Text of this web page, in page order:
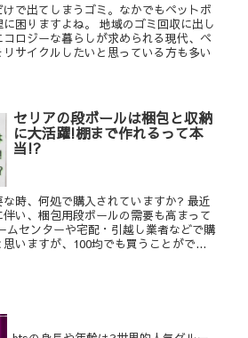
で出てしまうゴミ。なかでもペットボ
困りますよね。 地域のゴミ回収に出し
ロジーな暮らしが求められる現代、ペ
サイクルしたいと思っている方も多い
セリアの段ボールは梱包と収納
に大活躍!棚まで作れるって本
当!?
時、何処で購入されていますか? 最近
い、梱包用段ボールの需要も高まって
ムセンターや宅配・引越し業者などで購
いますが、100均でも買うことがで...